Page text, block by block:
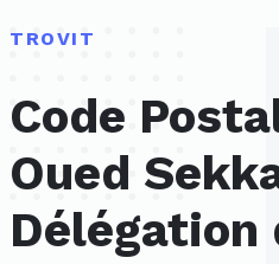
TROVIT
Code
Oued
Délégation